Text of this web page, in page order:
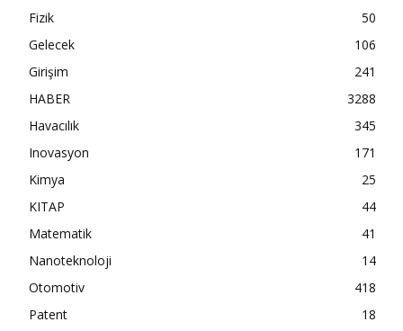
Fizik
50
Gelecek
106
Girişim
241
HABER
3288
Havacılık
345
Inovasyon
171
Kimya
25
KITAP
44
Matematik
41
Nanoteknoloji
14
Otomotiv
418
Patent
18